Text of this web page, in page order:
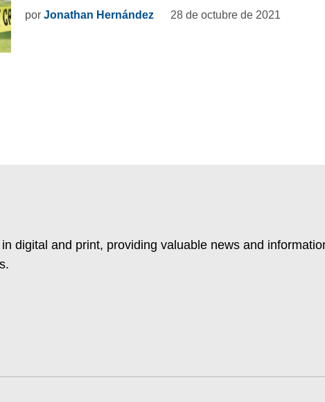
por Jonathan Hernández 28 de octubre de 2021
digital and print, providing valuable news and